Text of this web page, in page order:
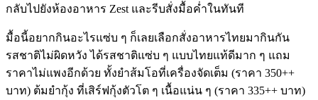
กลับไปยังห้องอาหาร Zest และรีบสั่งมื้อค่ำในทันที
มื้อนี้อยากกินอะไรแซ่บ ๆ ก็เลยเลือกสั่งอาหารไทยมากินกัน
รสชาติไม่ผิดหวัง ได้รสชาติแซ่บ ๆ แบบไทยแท้ดีมาก ๆ แถม
ราคาไม่แพงอีกด้วย ทั้งยำส้มโอที่เครื่องจัดเต็ม (ราคา 350++
บาท) ต้มยำกุ้ง ที่เสิร์ฟกุ้งตัวโต ๆ เนื้อแน่น ๆ (ราคา 335++ บาท)